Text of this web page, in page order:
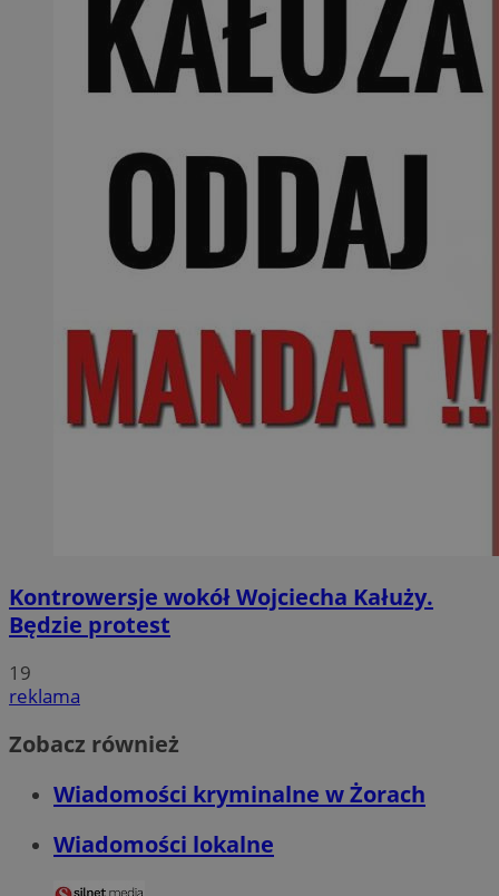
Kontrowersje wokół Wojciecha Kałuży.
Będzie protest
19
reklama
Zobacz również
Wiadomości kryminalne w Żorach
Wiadomości lokalne